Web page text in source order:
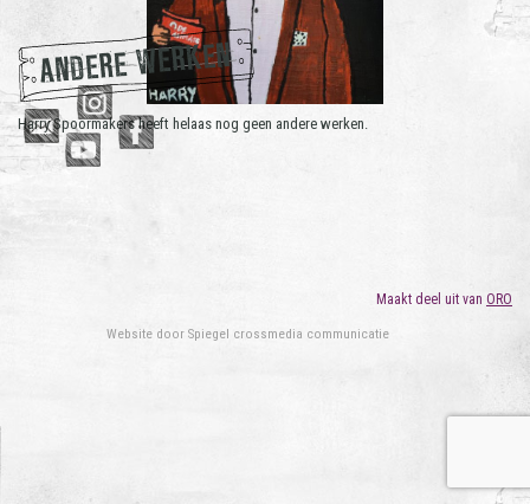
ANDERE WERKEN
Harry Spoormakers heeft helaas nog geen andere werken.
Maakt deel uit van ORO
Website door Spiegel crossmedia communicatie